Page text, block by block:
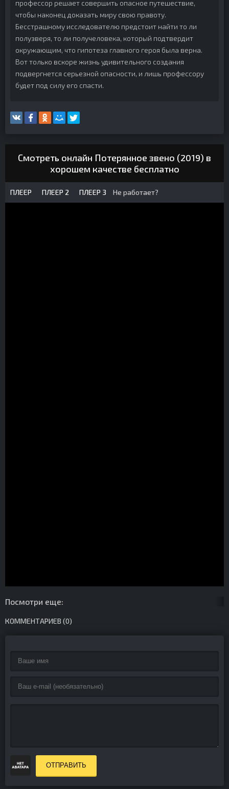
профессор решает совершить опасное путешествие,
чтобы наконец доказать миру свою правоту.
Бесстрашному исследователю предстоит найти то ли
полузверя, то ли получеловека, который подтвердит
окружающим, что гипотеза главного героя была верна.
Вот только вскоре жизнь удивительного создания
подвергнется серьезной опасности, и лишь профессору
будет под силу его спасти.
Смотреть онлайн Потерянное звено (2019) в
хорошем качестве бесплатно
ПЛЕЕР ПЛЕЕР 2 ПЛЕЕР 3 Не работает?
Посмотри еще:
КОММЕНТАРИЕВ (0)
ОТПРАВИТЬ